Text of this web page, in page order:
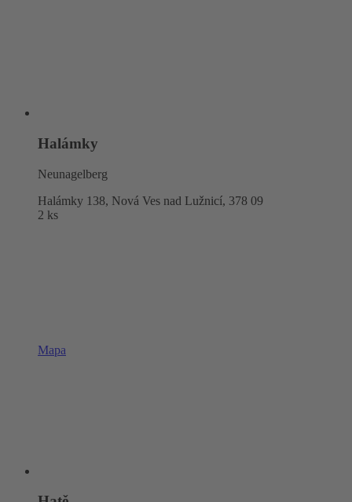
Halámky
Neunagelberg
Halámky 138, Nová Ves nad Lužnicí, 378 09
2 ks
Mapa